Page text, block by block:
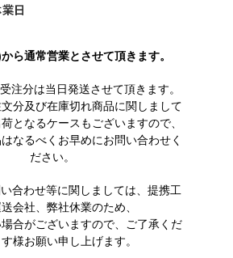
ら通常営業とさせて頂きます。
注分は当日発送させて頂きます。
分及び在庫切れ商品に関しまして
となるケースもございますので、
なるべくお早めにお問い合わせく
ださい。
合わせ等に関しましては、提携工
会社、弊社休業のため、
合がございますので、ご了承くだ
様お願い申し上げます。